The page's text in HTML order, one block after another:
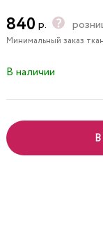
840 р.
Минимальный заказ
В наличии